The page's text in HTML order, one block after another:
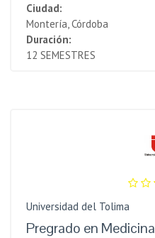
Ciudad:
Montería, Córdoba
Duración:
12 SEMESTRES
Universidad del Tolima
Pregrado en Medicina